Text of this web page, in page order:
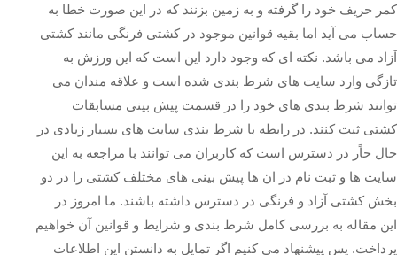
کمر حریف خود را گرفته و به زمین بزنند که در این صورت خطا به
حساب می آید اما بقیه قوانین موجود در کشتی فرنگی مانند کشتی
آزاد می باشد. نکته ای که وجود دارد این است که این ورزش به
تازگی وارد سایت های شرط بندی شده است و علاقه مندان می
توانند شرط بندی های خود را در قسمت پیش بینی مسابقات
کشتی ثبت کنند. در رابطه با شرط بندی سایت های بسیار زیادی در
حال حاًر در دسترس است که کاربران می توانند با مراجعه به این
سایت ها و ثبت نام در ان ها پیش بینی های مختلف کشتی را در دو
بخش کشتی آزاد و فرنگی در دسترس داشته باشند. ما امروز در
این مقاله به بررسی کامل شرط بندی و شرایط و قوانین آن خواهیم
پرداخت. پس پیشنهاد می کنیم اگر تمایل به دانستن این اطلاعات